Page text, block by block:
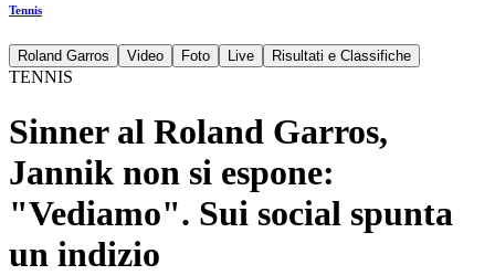
Tennis
Roland Garros Video Foto Live Risultati e Classifiche
TENNIS
Sinner al Roland Garros,
Jannik non si espone:
"Vediamo". Sui social spunta
un indizio